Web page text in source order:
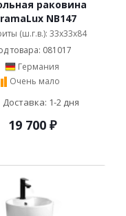
раковина
NB147
(ш.г.в.): 33x33x84
товара: 081017
Германия
Очень мало
Доставка: 1-2 дня
19 700₽